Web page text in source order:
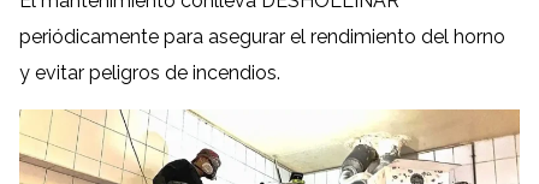
periódicamente para asegurar el rendimiento del horno
y evitar peligros de incendios.